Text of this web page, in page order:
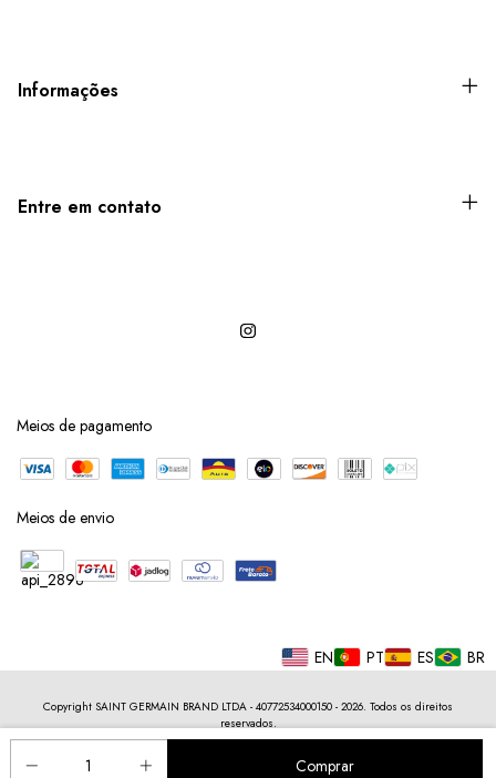
Informações
Entre em contato
Meios de pagamento
Meios de envio
EN PT ES BR
Copyright SAINT GERMAIN BRAND LTDA - 40772534000150 - 2026. Todos os direitos
reservados.